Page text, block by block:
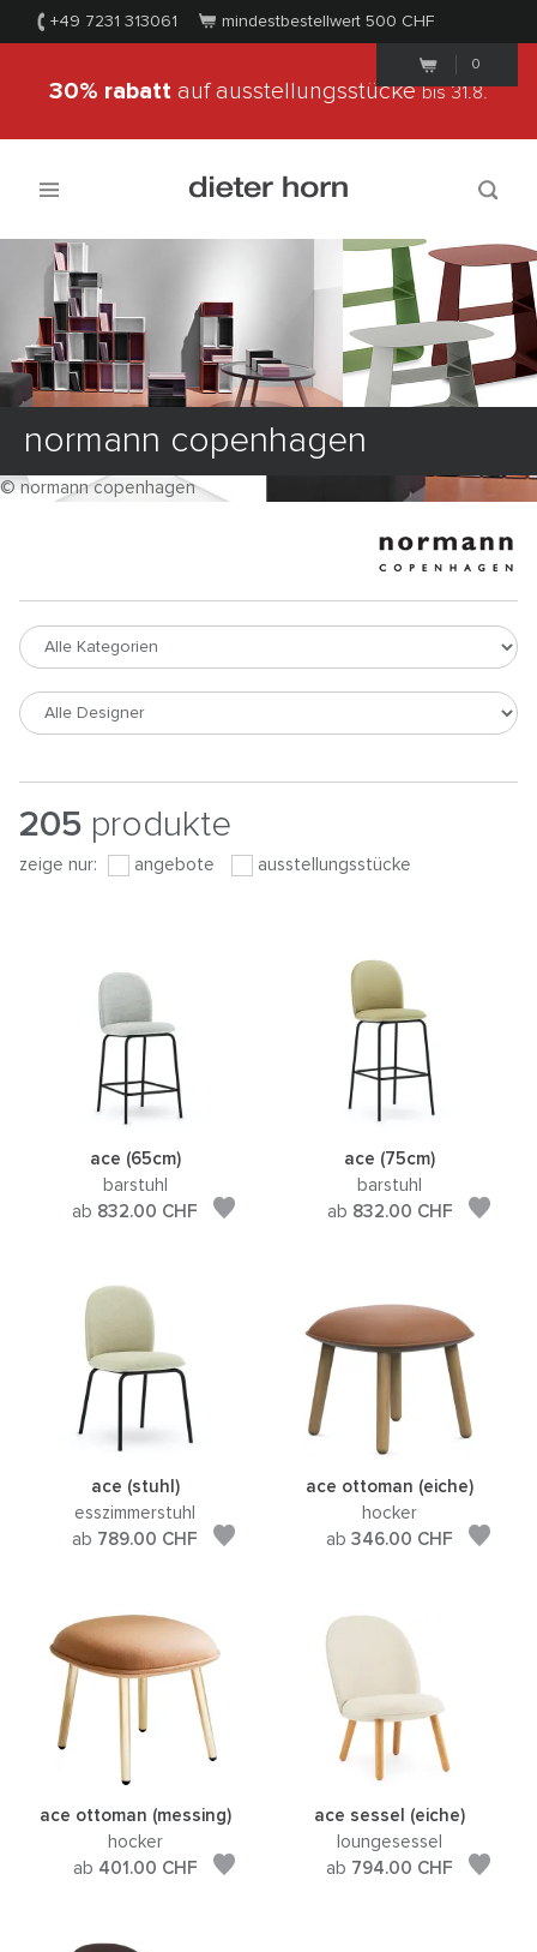
+49 7231 313061 mindestbestellwert 500 CHF
0
30% rabatt auf ausstellungsstückebis 31.8.
normann copenhagen
© normann copenhagen
205 produkte
zeige nur: angebote ausstellungsstücke
ace (65cm)
barstuhl
ab 832.00 CHF
ace (75cm)
barstuhl
ab 832.00 CHF
ace (stuhl)
esszimmerstuhl
ab 789.00 CHF
ace ottoman (eiche)
hocker
ab346.00 CHF
ace ottoman (messing)
hocker
ab 401.00 CHF
ace sessel (eiche)
loungesessel
ab 794.00 CHF